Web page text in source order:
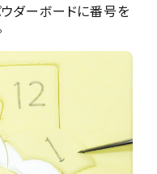
ダーボードに番号を